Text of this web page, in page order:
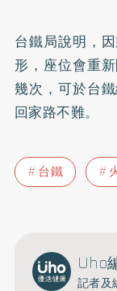
台鐵局說明，
形，座位會重
幾次，可於台
回家路不難。
台鐵
Uho
記者及